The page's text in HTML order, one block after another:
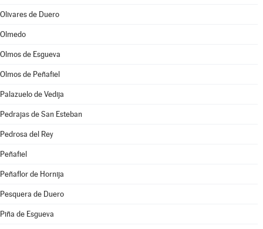
Olivares de Duero
Olmedo
Olmos de Esgueva
Olmos de Peñafiel
Palazuelo de Vedija
Pedrajas de San Esteban
Pedrosa del Rey
Peñafiel
Peñaflor de Hornija
Pesquera de Duero
Piña de Esgueva